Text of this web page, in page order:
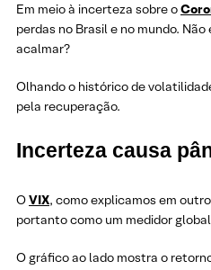
Em meio à incerteza sobre o
perdas no Brasil e no mundo.
acalmar?
Olhando o histórico de
pela recuperação.
Incerteza causa
OVIX, como explicamos em
portanto como um medidor
O gráfico ao lado mostra o